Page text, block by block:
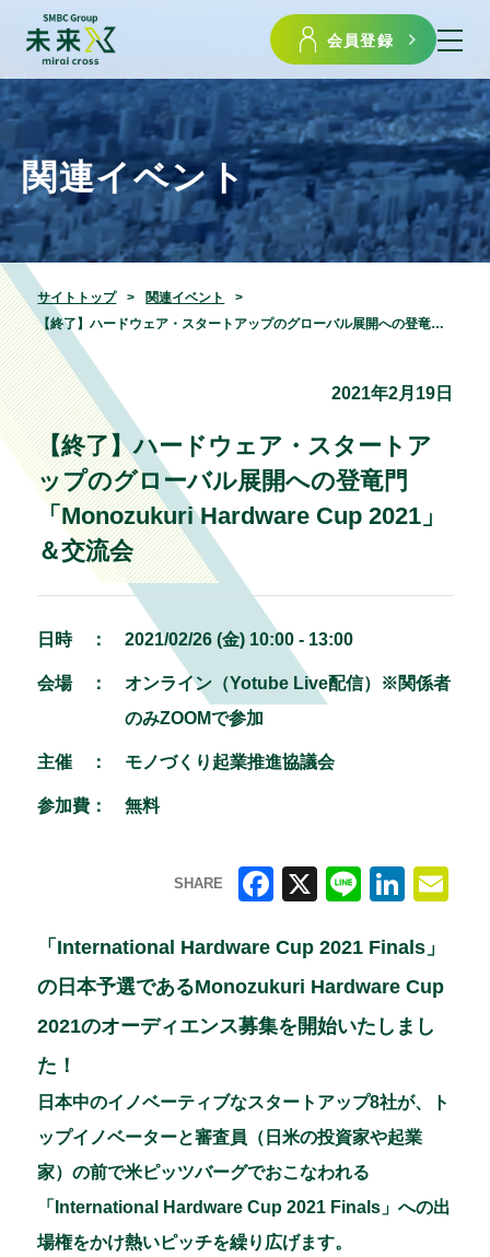
会員登録
関連イベント
サイトトップ
関連イベント
【終了】ハードウェア・スタートアップのグローバル展開への登竜門「Monozukuri Hardware Cup 2021」＆交流会
2021年2月19日
【終了】ハードウェア・スタートア
ップのグローバル展開への登竜門
「Monozukuri Hardware Cup 2021」
＆交流会
日時 ： 2021/02/26 (金) 10:00 - 13:00
会場 ：
オンライン（Yotube Live配信）※関係者
のみZOOMで参加
主催 ： モノづくり起業推進協議会
参加費： 無料
SHARE
a
c
e
o
o
k
n
e
n
k
e
n
m
ai
「International Hardware Cup 2021 Finals」
の日本予選であるMonozukuri Hardware Cup
2021のオーディエンス募集を開始いたしまし
た！
日本中のイノベーティブなスタートアップ8社が、ト
ップイノベーターと審査員（日米の投資家や起業
家）の前で米ピッツバーグでおこなわれる
「International Hardware Cup 2021 Finals」への出
場権をかけ熱いピッチを繰り広げます。